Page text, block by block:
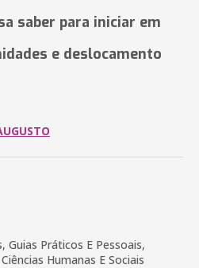
saber para iniciar em
e deslocamento
Guias Práticos E Pessoais,
Humanas E Sociais